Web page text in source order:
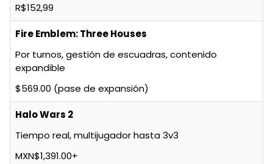
R$152,99
Fire Emblem: Three Houses
Por turnos, gestión de escuadras, contenido
expandible
$569.00 (pase de expansión)
Halo Wars 2
Tiempo real, multijugador hasta 3v3
MXN$1,391.00+